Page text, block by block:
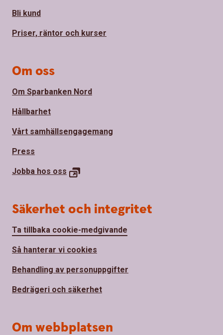
Bli kund
Priser, räntor och kurser
Om oss
Om Sparbanken Nord
Hållbarhet
Vårt samhällsengagemang
Press
Jobba hos oss
Säkerhet och integritet
Ta tillbaka cookie-medgivande
Så hanterar vi cookies
Behandling av personuppgifter
Bedrägeri och säkerhet
Om webbplatsen